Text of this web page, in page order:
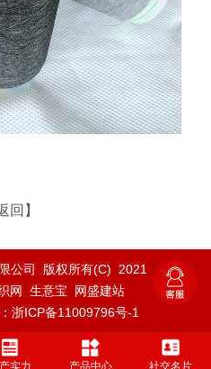
回】
公司
版权所有(C) 2021
网 生意宝
网盛建站
浙ICP备11009796号-1
实力 产品中心 社交名片